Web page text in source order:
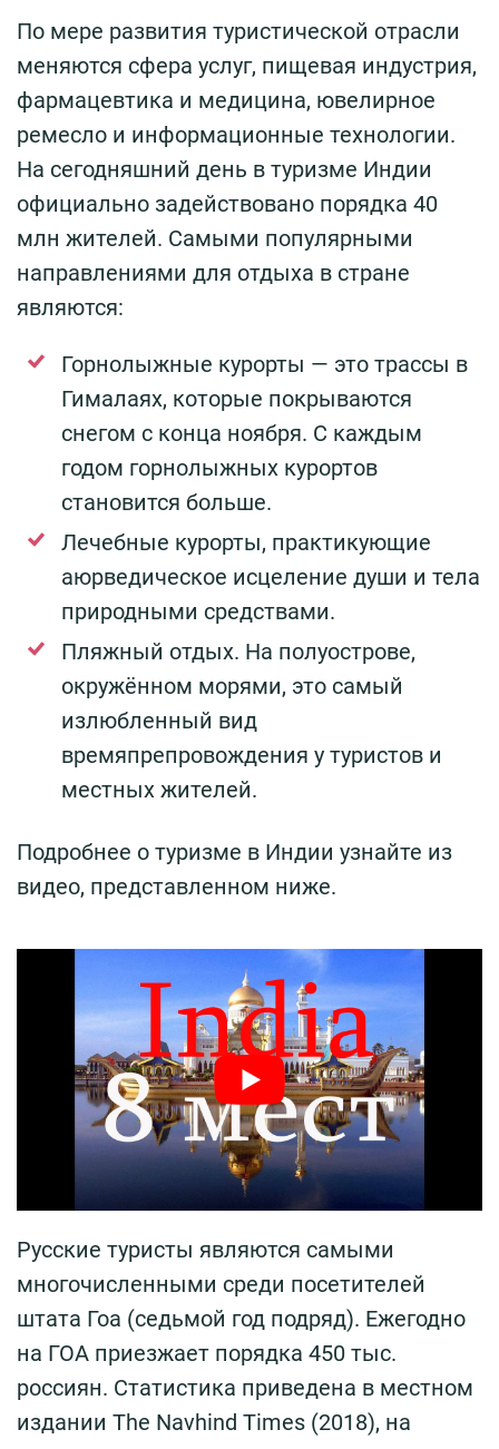
По мере развития туристической отрасли
меняются сфера услуг, пищевая индустрия,
фармацевтика и медицина, ювелирное
ремесло и информационные технологии.
На сегодняшний день в туризме Индии
официально задействовано порядка 40
млн жителей. Самыми популярными
направлениями для отдыха в стране
являются:
Горнолыжные курорты — это трассы в
Гималаях, которые покрываются
снегом с конца ноября. С каждым
годом горнолыжных курортов
становится больше.
Лечебные курорты, практикующие
аюрведическое исцеление души и тела
природными средствами.
Пляжный отдых. На полуострове,
окружённом морями, это самый
излюбленный вид
времяпрепровождения у туристов и
местных жителей.
Подробнее о туризме в Индии узнайте из
видео, представленном ниже.
Русские туристы являются самыми
многочисленными среди посетителей
штата Гоа (седьмой год подряд). Ежегодно
на ГОА приезжает порядка 450 тыс.
россиян. Статистика приведена в местном
издании The Navhind Times (2018), на